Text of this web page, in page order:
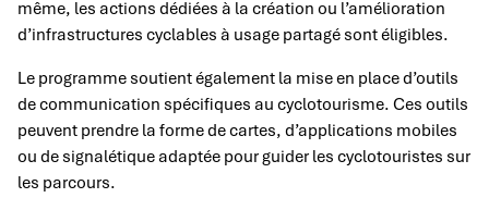
même, les actions dédiées à la création ou l’amélioration
d’infrastructures cyclables à usage partagé sont éligibles.
Le programme soutient également la mise en place d’outils
de communication spécifiques au cyclotourisme. Ces outils
peuvent prendre la forme de cartes, d’applications mobiles
ou de signalétique adaptée pour guider les cyclotouristes sur
les parcours.